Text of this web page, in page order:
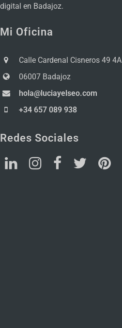
digital en Badajoz.
Mi Oficina
Calle Cardenal Cisneros 49 4A
06007 Badajoz
hola@luciayelseo.com
+34 657 089 938
Redes Sociales